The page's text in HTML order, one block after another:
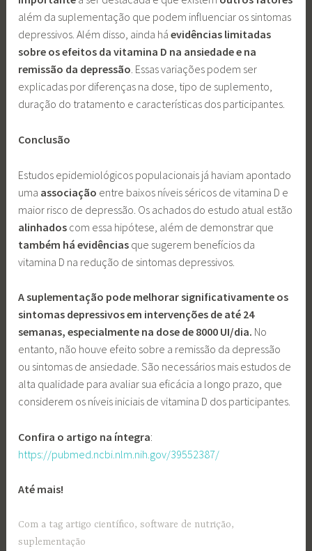
além da suplementação que podem influenciar os sintomas
depressivos. Além disso, ainda háevidências limitadas
sobre os efeitos da vitamina D na ansiedade e na
remissão da depressão. Essas variações podem ser
explicadas por diferenças na dose, tipo de suplemento,
duração do tratamento e características dos participantes.
Conclusão
Estudos epidemiológicos populacionais já haviam apontado
uma associação entre baixos níveis séricos de vitamina D e
maior risco de depressão. Os achados do estudo atual estão
alinhados com essa hipótese, além de demonstrar que
também há evidências que sugerem benefícios da
vitamina D na redução de sintomas depressivos.
A suplementação pode melhorar significativamente os
sintomas depressivos em intervenções de até 24
semanas, especialmente na dose de 8000 UI/dia. No
entanto, não houve efeito sobre a remissão da depressão
ou sintomas de ansiedade. São necessários mais estudos de
alta qualidade para avaliar sua eficácia a longo prazo, que
considerem os níveis iniciais de vitamina D dos participantes.
Confira o artigo na íntegra:
https://pubmed.ncbi.nlm.nih.gov/39552387/
Até mais!
Com a tag artigo científico,software de nutrição,
suplementação